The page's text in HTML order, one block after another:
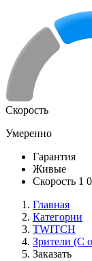
Скорость
Умеренно
Гарантия
Живые
Скорость 1
Главная
Категории
TWITCH
Зрители (C
Заказать